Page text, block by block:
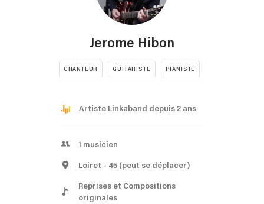
Jerome Hibon
CHANTEUR GUITARISTE PIANISTE
Artiste Linkaband depuis 2 ans
1 musicien
Loiret - 45 (peut se déplacer)
Reprises et Compositions
originales